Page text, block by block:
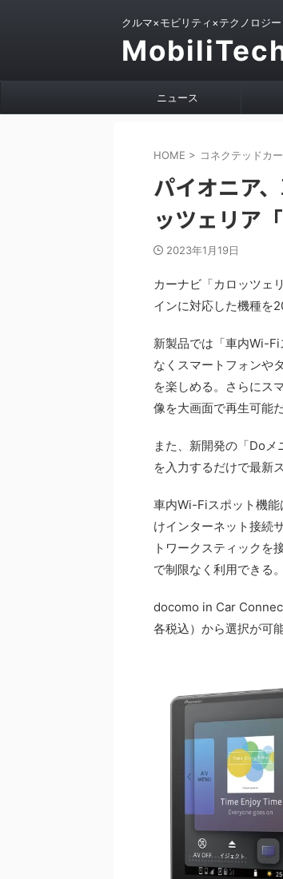
クルマ×モビリティ×テクノロジー
ニュース
HOME > コネクテッドカー
パイオニア
ッツェリア
2023年1月19日
カーナビ「カロッツェ
インに対応した機種を
新製品では「車内Wi-
なくスマートフォンや
を楽しめる。さらにス
像を大画面で再生可能だ
また、新開発の「Do
を入力するだけで最新
車内Wi-Fiスポット機
けインターネット接続
トワークスティックを
で制限なく利用できる。
docomo in Car
各税込）から選択が可能